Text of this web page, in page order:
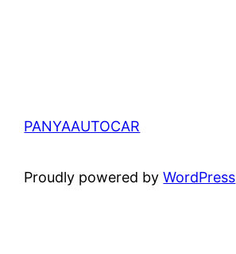
PANYAAUTOCAR
Proudly powered byWordPress